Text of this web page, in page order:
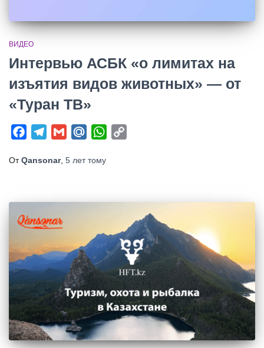
ВИДЕО
Интервью АСБК «о лимитах на
изъятия видов животных» — от
«Туран ТВ»
FacebookTelegram
Gmail Mail.RuWhatsApp
ОтQansonar, 5 леттому